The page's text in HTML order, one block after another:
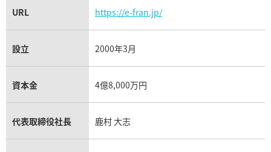
URL https://e-fran.jp/
設立 2000年3月
資本金 4億8,000万円
代表取締役社長 鹿村 大志